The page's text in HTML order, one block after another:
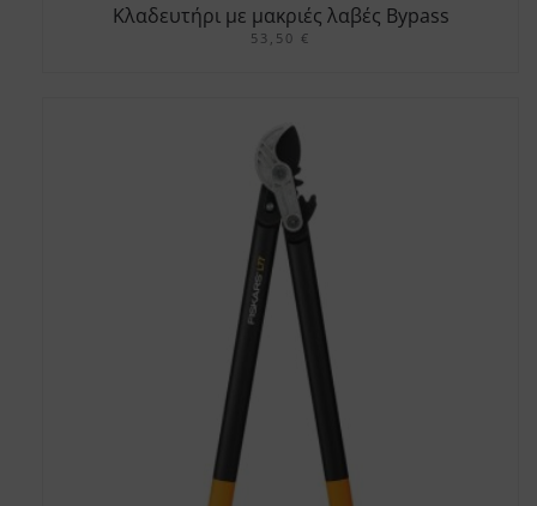
Κλαδευτήρι με μακριές λαβές Bypass
PowerGear™ (S) L70
53,50 €